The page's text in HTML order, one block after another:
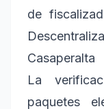
de
Casaperalta
La
paquetes